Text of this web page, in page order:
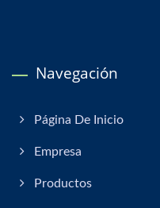
Navegación
Página De Inicio
Empresa
Productos